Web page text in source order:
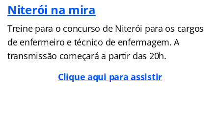
Niterói na mira
Treine para o concurso de Niterói para os cargos
de enfermeiro e técnico de enfermagem. A
transmissão começará a partir das 20h.
Clique aqui para assistir